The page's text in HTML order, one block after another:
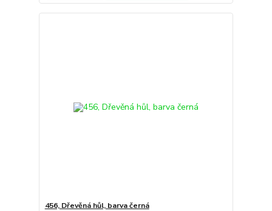
456, Dřevěná hůl, barva černá